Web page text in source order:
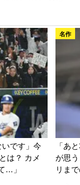
です」今
は？ カメ
…」
名作
「あ
が思
リま